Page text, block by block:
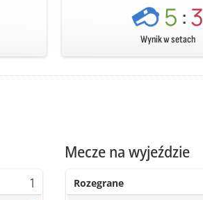
5:3
Wynik w setach
1
Mecze na wyjeździe
Rozegrane